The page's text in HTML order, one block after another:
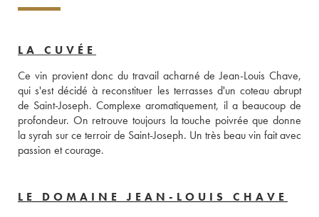
LA CUVÉE
Ce vin provient donc du travail acharné de Jean-Louis Chave,
qui s'est décidé à reconstituer les terrasses d'un coteau abrupt
de Saint-Joseph. Complexe aromatiquement, il a beaucoup de
profondeur. On retrouve toujours la touche poivrée que donne
la syrah sur ce terroir de Saint-Joseph. Un très beau vin fait avec
passion et courage.
LE DOMAINE JEAN-LOUIS CHAVE